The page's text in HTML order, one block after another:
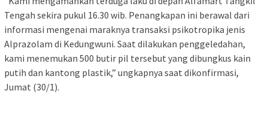
Tengah sekira pukul 16.30 wib. Penangkapan ini berawal dari
informasi mengenai maraknya transaksi psikotropika jenis
Alprazolam di Kedungwuni. Saat dilakukan penggeledahan,
kami menemukan 500 butir pil tersebut yang dibungkus kain
putih dan kantong plastik,” ungkapnya saat dikonfirmasi,
Jumat (30/1).